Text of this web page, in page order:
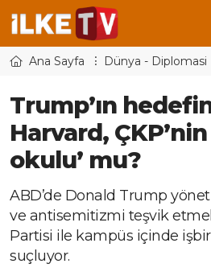
Ana Sayfa Dünya - Diplomasi
Trump’ın
Harvard,
okulu’ mu?
ABD’de Donald Trump
ve antisemitizmi teşvik
Partisi ile kampüs içinde
suçluyor.